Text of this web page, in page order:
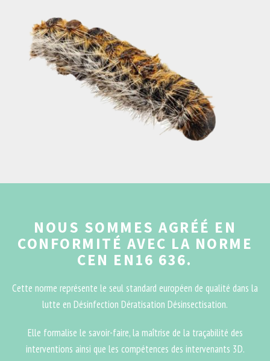
NOUS SOMMES AGRÉÉ EN
CONFORMITÉ AVEC LA NORME
CEN EN16 636.
Cette norme représente le seul standard européen de qualité dans la
lutte en Désinfection Dératisation Désinsectisation.
Elle formalise le savoir-faire, la maîtrise de la traçabilité des
interventions ainsi que les compétences des intervenants 3D.